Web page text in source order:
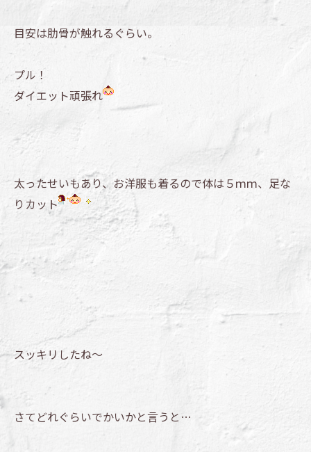
目安は肋骨が触れるぐらい。
プル！
ダイエット頑張れ
太ったせいもあり、お洋服も着るので体は５ｍｍ、足な
りカット
スッキリしたね～
さてどれぐらいでかいかと言うと…